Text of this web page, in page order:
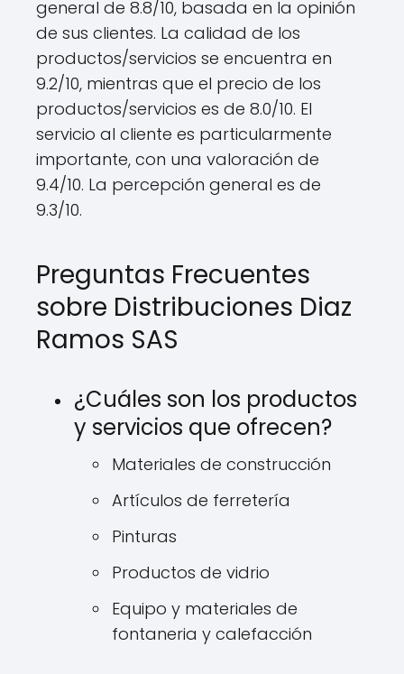
general de 8.8/10, basada en la opinión
de sus clientes. La calidad de los
productos/servicios se encuentra en
9.2/10, mientras que el precio de los
productos/servicios es de 8.0/10. El
servicio al cliente es particularmente
importante, con una valoración de
9.4/10. La percepción general es de
9.3/10.
Preguntas Frecuentes
sobre Distribuciones Diaz
Ramos SAS
¿Cuáles son los productos
y servicios que ofrecen?
Materiales de construcción
Artículos de ferretería
Pinturas
Productos de vidrio
Equipo y materiales de
fontaneria y calefacción